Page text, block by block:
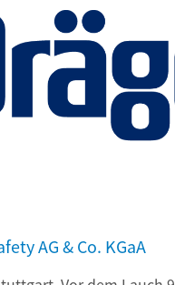
AG & Co. KGaA